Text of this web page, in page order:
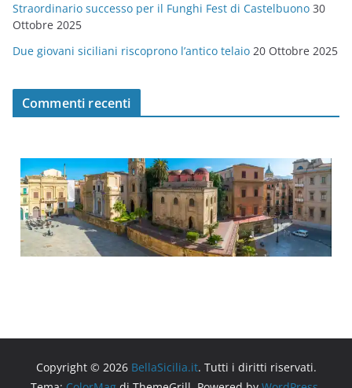
Straordinario successo per il Funghi Fest di Castelbuono 30
Ottobre 2025
Due giovani siciliani riscoprono l’antico telaio 20 Ottobre 2025
Commenti recenti
Copyright © 2026 BellaSicilia.it. Tutti i diritti riservati.